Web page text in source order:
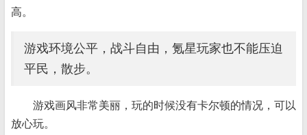
高。
游戏环境公平，战斗自由，氪星玩家也不能压迫
平民，散步。
游戏画风非常美丽，玩的时候没有卡尔顿的情况，可以
放心玩。